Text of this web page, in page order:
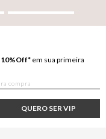
10%Off* em sua primeira
QUERO SER VIP